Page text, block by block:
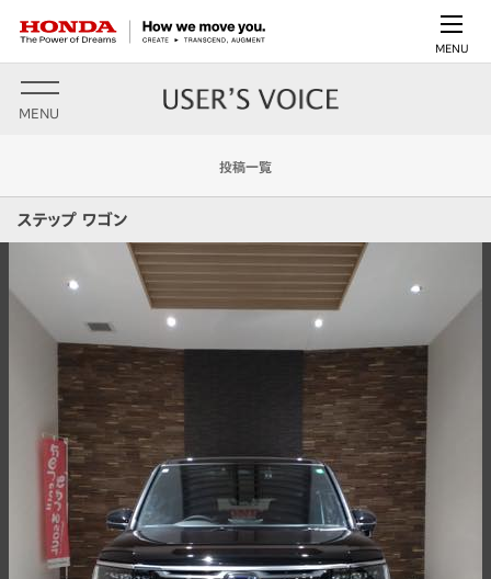
MENU
MENU
投稿一覧
ステップ ワゴン